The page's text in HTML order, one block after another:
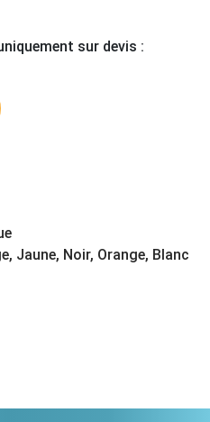
sur devis :
Jaune, Noir, Orange, Blanc